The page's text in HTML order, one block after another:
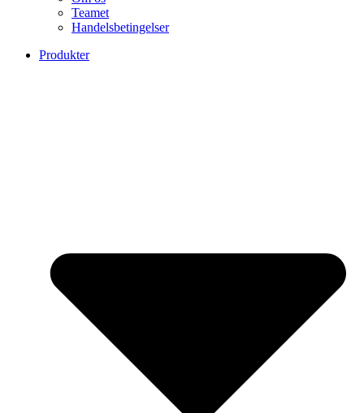
Teamet
Handelsbetingelser
Produkter